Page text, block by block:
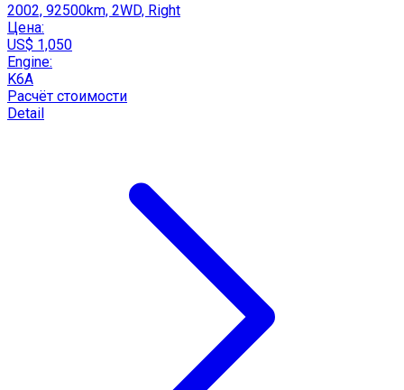
2002, 92500km, 2WD, Right
Цена:
US$ 1,050
Engine:
K6A
Расчёт стоимости
Detail